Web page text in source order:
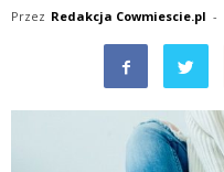
Przez Redakcja Cowmiescie.pl -